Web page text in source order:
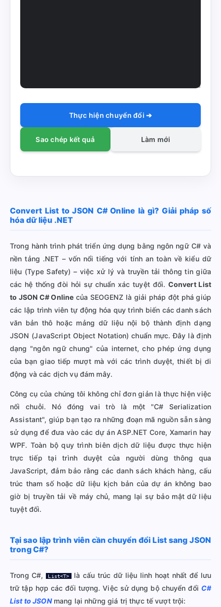
Thực hiện chuyển đổi ➔
Sao chép kết quả Làm mới
Convert List to JSON C# Online là gì? Giải pháp số
hóa dữ liệu .NET
Trong hành trình phát triển ứng dụng bằng ngôn ngữ C# và
nền tảng .NET – vốn nổi tiếng với tính an toàn về kiểu dữ
liệu (Type Safety) – việc xử lý và truyền tải thông tin giữa
các hệ thống đòi hỏi sự chuẩn xác tuyệt đối. Convert List
to JSON C# Online của SEOGENZ là giải pháp đột phá giúp
các lập trình viên tự động hóa quy trình biến các danh sách
văn bản thô hoặc mảng dữ liệu nội bộ thành định dạng
JSON (JavaScript Object Notation) chuẩn mực. Đây là định
dạng "ngôn ngữ chung" của internet, cho phép ứng dụng
của bạn giao tiếp mượt mà với các trình duyệt, thiết bị di
động và các dịch vụ đám mây.
Công cụ của chúng tôi không chỉ đơn giản là thực hiện việc
nối chuỗi. Nó đóng vai trò là một "C# Serialization
Assistant", giúp bạn tạo ra những đoạn mã nguồn sẵn sàng
sử dụng để đưa vào các dự án ASP.NET Core, Xamarin hay
WPF. Toàn bộ quy trình biên dịch dữ liệu được thực hiện
trực tiếp tại trình duyệt của người dùng thông qua
JavaScript, đảm bảo rằng các danh sách khách hàng, cấu
trúc tham số hoặc dữ liệu kịch bản của dự án không bao
giờ bị truyền tải về máy chủ, mang lại sự bảo mật dữ liệu
tuyệt đối.
Tại sao lập trình viên cần chuyển đổi List sang JSON
trong C#?
Trong C#, List<T> là cấu trúc dữ liệu linh hoạt nhất để lưu
trữ tập hợp các đối tượng. Việc sử dụng bộ chuyển đổi C#
List to JSONmang lại những giá trị thực tế vượt trội: